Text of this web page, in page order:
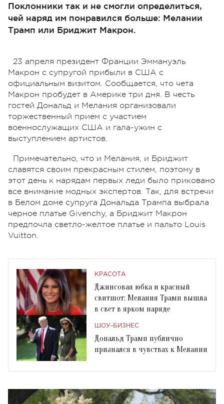
Поклонники так и не смогли определиться,
чей наряд им понравился больше: Мелании
Трамп или Бриджит Макрон.
23 апреля президент Франции Эммануэль
Макрон с супругой прибыли в США с
официальным визитом. Сообщается, что чета
Макрон пробудет в Америке три дня. В честь
гостей Дональд и Мелания организовали
торжественный прием с участием
военнослужащих США и гала-ужин с
выступлением артистов.
Примечательно, что и Мелания, и Бриджит
славятся своим прекрасным стилем, поэтому в
этот день к нарядам первых леди было приковано
все внимание модных экспертов. Так, для встречи
в Белом доме супруга Дональда Трампа выбрала
черное платье Givenchy, а Бриджит Макрон
предпочла светло-желтое платье и пальто Louis
Vuitton.
КРАСОТА
Джинсовая юбка и красный
свитшот: Мелания Трамп вышла
в свет в ярком наряде
ШОУ-БИЗНЕС
Дональд Трамп публично
признался в чувствах к Мелании